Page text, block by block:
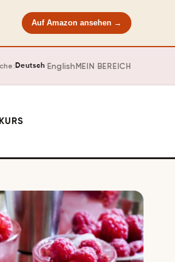
Auf Amazon ansehen →
Deutsch· EnglishMEIN BEREICH
KURS